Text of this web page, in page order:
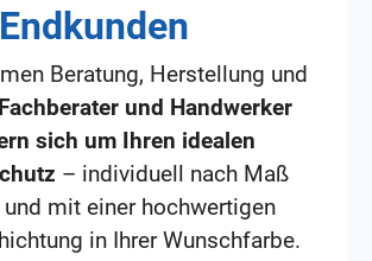
Endkunden
Beratung, Herstellung und
Fachberater und Handwerker
sich um Ihren idealen
– individuell nach Maß
mit einer hochwertigen
in Ihrer Wunschfarbe.